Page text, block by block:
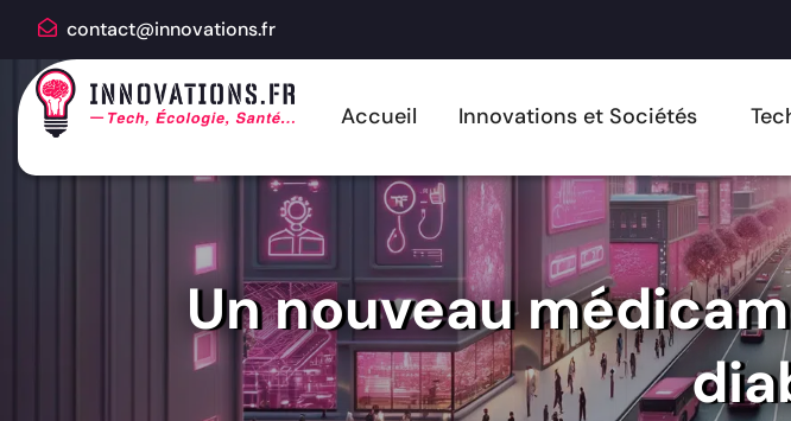
contact@innovations.fr
Accueil Innovations et Sociétés
Un nouveau